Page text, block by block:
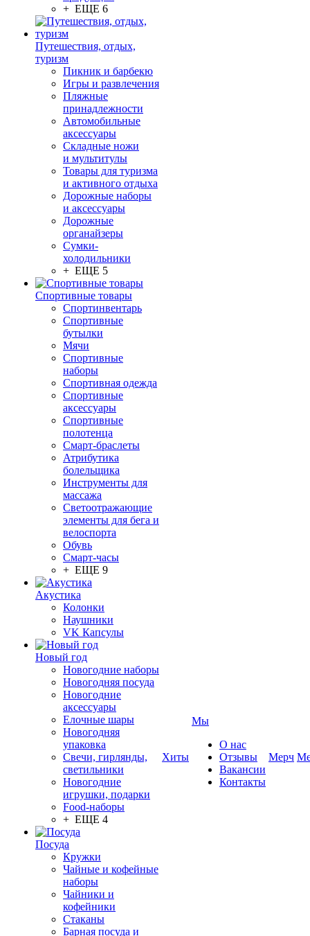
+ ЕЩЕ 6
Путешествия, отдых,
туризм
Пикник и барбекю
Игры и развлечения
Пляжные
принадлежности
Автомобильные
аксессуары
Складные ножи
и мультитулы
Товары для туризма
и активного отдыха
Дорожные наборы
и аксессуары
Дорожные
органайзеры
Сумки-
холодильники
+ ЕЩЕ 5
Спортивные товары
Спортинвентарь
Спортивные
бутылки
Мячи
Спортивные
наборы
Спортивная одежда
Спортивные
аксессуары
Спортивные
полотенца
Смарт-браслеты
Атрибутика
болельщика
Инструменты для
массажа
Светоотражающие
элементы для бега и
велоспорта
Обувь
Смарт-часы
+ ЕЩЕ 9
Акустика
Колонки
Наушники
VK Капсулы
Новый год
Новогодние наборы
Новогодняя посуда
Новогодние
аксессуары
Елочные шары
Новогодняя
упаковка
Свечи, гирлянды,
светильники
Новогодние
игрушки, подарки
Food-наборы
+ ЕЩЕ 4
Посуда
Кружки
Чайные и кофейные
наборы
Чайники и
кофейники
Стаканы
Барная посуда и
Хиты
Мы
О нас
Отзывы
Вакансии
Контакты
Мерч